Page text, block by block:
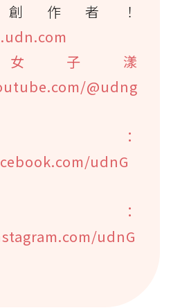
作者！
子漾
@udng
：
udnG
：
udnG